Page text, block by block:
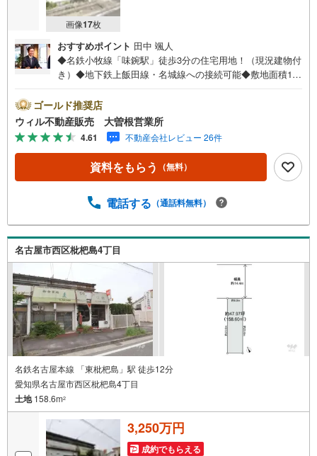
画像17枚
おすすめポイント 田中 颯人
◆名鉄小牧線「味鋺駅」徒歩3分の住宅用地！（現況建物付
き）◆地下鉄上飯田線・名城線への接続可能◆敷地面積161
率60％/容積率200％！◆建築条件なしで自由設計可！◆
『二子山公園』『庄内川』など自然豊かな立地！◆コンビ
ニ、病院、飲食店など徒歩圏内にございます！◆ゆとりあ
る敷地を活かした平屋・二世帯住宅にもおすすめ！＼近隣
エリアも取り扱いしております/ 中、東、西、中村、昭
和、千種、北、熱田、瑞穂、名東区など名古屋市内エリア
王山、御器所、大曽根、新瑞橋、藤が丘）最寄りの営業所
ゴールド推奨店
ウィル不動産販売 大曽根営業所
4.61 不動産会社レビュー 26件
資料をもらう （無料）
電話する （通話料無料）
名古屋市西区枇杷島4丁目
名鉄名古屋本線 「東枇杷島」駅 徒歩12分
愛知県名古屋市西区枇杷島4丁目
土地158.6m2
3,250万円
成約でもらえる